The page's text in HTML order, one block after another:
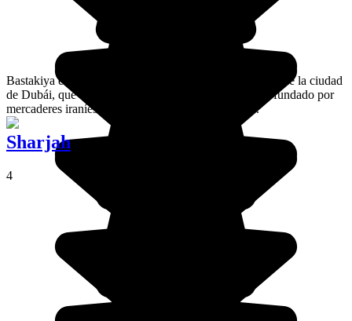
Bastakiya es un bonito barrio cercano a la parte antigua de la ciudad
de Dubái, que data de finales del siglo XIX y que fue fundado por
mercaderes iraníes. Se restauró totalmente en 2005.
Sharjah
4